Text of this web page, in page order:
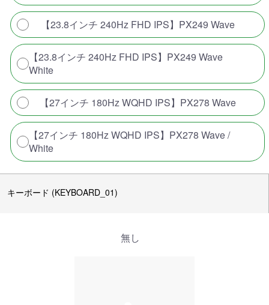
【23.8インチ 240Hz FHD IPS】PX249 Wave
【23.8インチ 240Hz FHD IPS】PX249 Wave
White
【27インチ 180Hz WQHD IPS】PX278 Wave
【27インチ 180Hz WQHD IPS】PX278 Wave /
White
キーボード (KEYBOARD_01)
無し